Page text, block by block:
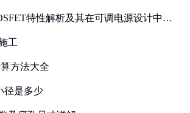
特性解析及其在可调电源设计中的
工
方法大全
径是多少